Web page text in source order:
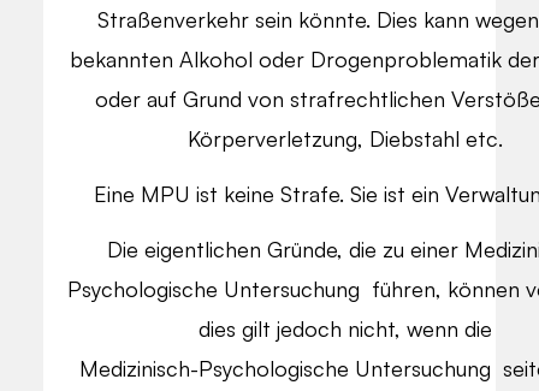
Straßenverkehr sein könnte. Dies kann
bekannten Alkohol oder Drogenproblematik der
oder auf Grund von strafrechtlichen
Körperverletzung, Diebstahl etc.
Eine MPU ist keine Strafe. Sie ist ein
Die eigentlichen Gründe, die zu einer
Psychologische Untersuchung führen, können
dies gilt jedoch nicht, wenn die
Medizinisch-Psychologische Untersuchung